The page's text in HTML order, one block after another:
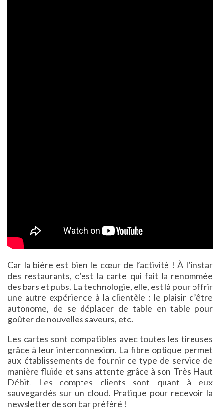
Car la bière est bien le cœur de l’activité ! À l’instar
des restaurants, c’est la carte qui fait la renommée
des bars et pubs. La technologie, elle, est là pour offrir
une autre expérience à la clientèle : le plaisir d’être
autonome, de se déplacer de table en table pour
goûter de nouvelles saveurs, etc.
Les cartes sont compatibles avec toutes les tireuses
grâce à leur interconnexion. La fibre optique permet
aux établissements de fournir ce type de service de
manière fluide et sans attente grâce à son Très Haut
Débit. Les comptes clients sont quant à eux
sauvegardés sur un cloud. Pratique pour recevoir la
newsletter de son bar préféré !